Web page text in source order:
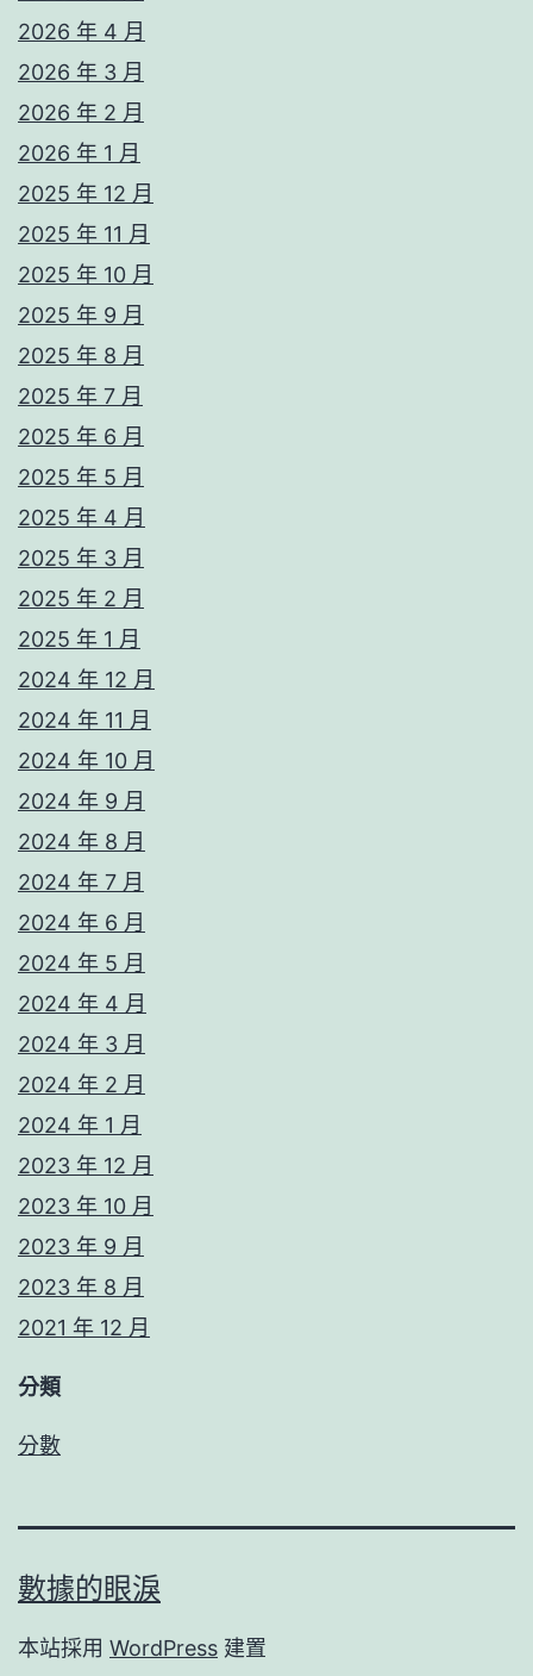
2026 年 4 月
2026 年 3 月
2026 年 2 月
2026 年 1 月
2025 年 12 月
2025 年 11 月
2025 年 10 月
2025 年 9 月
2025 年 8 月
2025 年 7 月
2025 年 6 月
2025 年 5 月
2025 年 4 月
2025 年 3 月
2025 年 2 月
2025 年 1 月
2024 年 12 月
2024 年 11 月
2024 年 10 月
2024 年 9 月
2024 年 8 月
2024 年 7 月
2024 年 6 月
2024 年 5 月
2024 年 4 月
2024 年 3 月
2024 年 2 月
2024 年 1 月
2023 年 12 月
2023 年 10 月
2023 年 9 月
2023 年 8 月
2021 年 12 月
分類
分數
數據的眼淚
本站採用 WordPress 建置